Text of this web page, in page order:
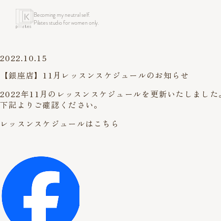
Becoming my neutral self.
Pilates studio for women only.
2022.10.15
【銀座店】11月レッスンスケジュールのお知らせ
2022年11月のレッスンスケジュールを更新いたしました。
下記よりご確認ください。
レッスンスケジュールはこちら